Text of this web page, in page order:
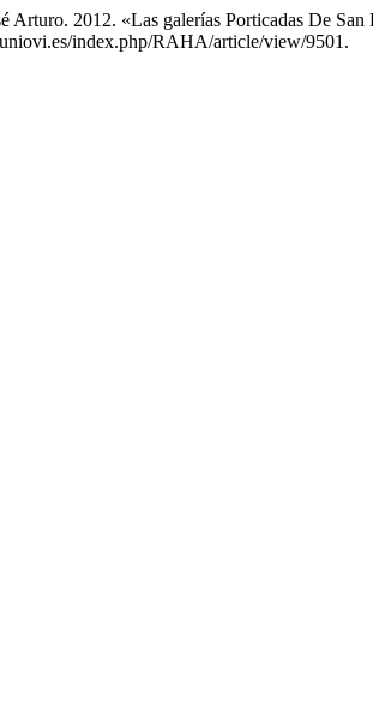
Arturo. 2012. «Las galerías Porticadas De
index.php/RAHA/article/view/9501.